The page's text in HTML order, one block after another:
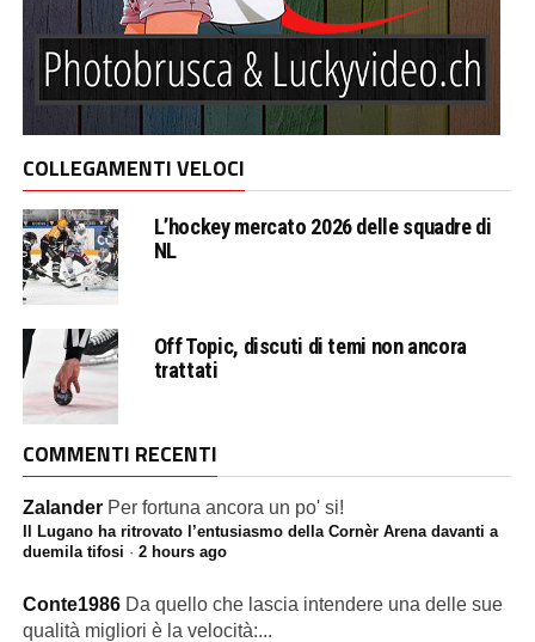
COLLEGAMENTI VELOCI
L’hockey mercato 2026 delle squadre di
NL
Off Topic, discuti di temi non ancora
trattati
COMMENTI RECENTI
Zalander Per fortuna ancora un po' si!
Il Lugano ha ritrovato l’entusiasmo della Cornèr Arena davanti a
duemila tifosi · 2 hours ago
Conte1986 Da quello che lascia intendere una delle sue
qualità migliori è la velocità:...